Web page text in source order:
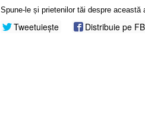
Spune-le și prietenilor tăi despre această
Tweetuiește Distribuie pe FB